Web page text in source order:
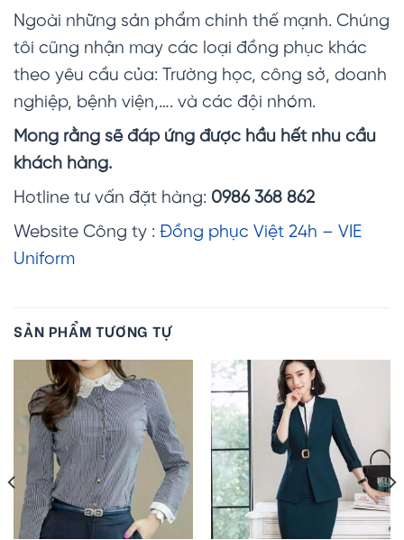
Ngoài những sản phẩm chính thế mạnh. Chúng
tôi cũng nhận may các loại đồng phục khác
theo yêu cầu của: Trường học, công sở, doanh
nghiệp, bệnh viện,…. và các đội nhóm.
Mong rằng sẽ đáp ứng được hầu hết nhu cầu
khách hàng.
Hotline tư vấn đặt hàng: 0986 368 862
Website Công ty : Đồng phục Việt 24h – VIE
Uniform
SẢN PHẨM TƯƠNG TỰ